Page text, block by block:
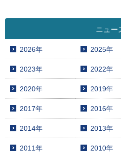
ニュー
2026年 2025年
2023年 2022年
2020年 2019年
2017年 2016年
2014年 2013年
2011年 2010年